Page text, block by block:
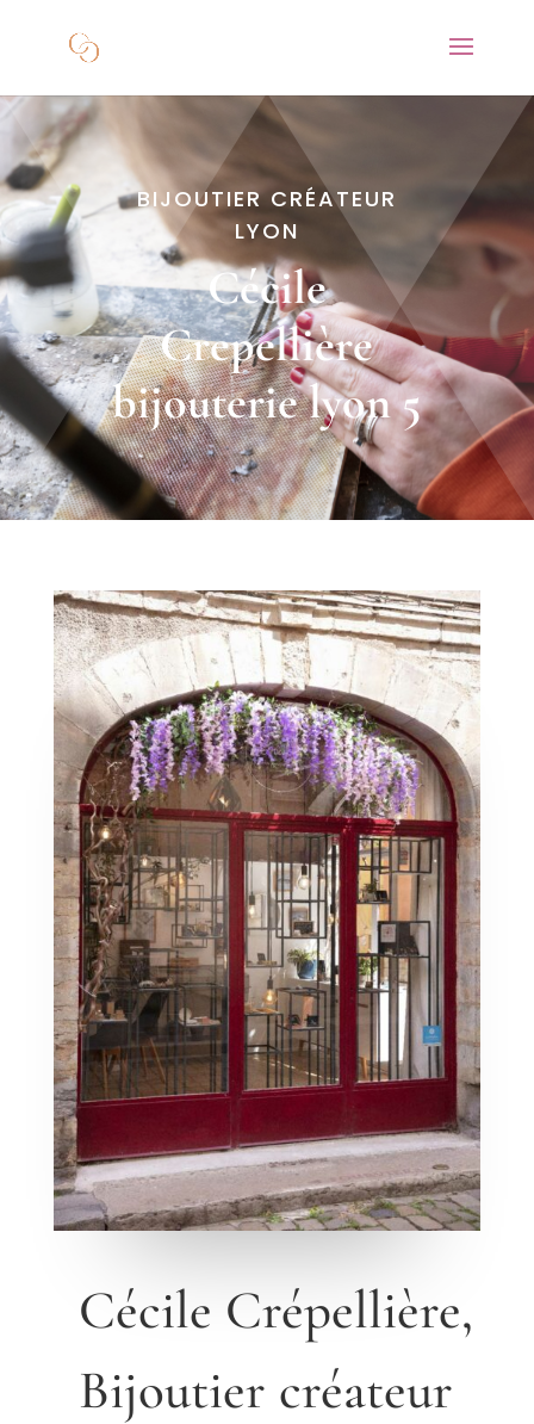
BIJOUTIER CRÉATEUR
LYON
Cécile
Crepellière
bijouterie lyon 5
Cécile Crépellière,
Bijoutier créateur